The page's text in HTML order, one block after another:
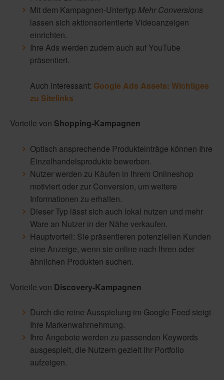
Mit dem Kampagnen-Untertyp Mehr Conversions
lassen sich aktionsorientierte Videoanzeigen
einrichten.
Ihre Ads werden zudem auch auf YouTube
präsentiert.
Auch interessant: Google Ads Assets: Wichtiges
zu Sitelinks
Vorteile von Shopping-Kampagnen
Optisch ansprechende Produkteinträge können Ihre
Einzelhandelsprodukte bewerben.
Nutzer werden zu Käufen in Ihrem Onlineshop
motiviert oder zur Conversion, um weitere
Informationen zu erhalten.
Dieser Typ lässt sich auch lokal nutzen und mehr
Ware an Nutzer in der Nähe verkaufen.
Hauptvorteil: Sie präsentieren potenziellen Kunden
eine Anzeige, wenn sie online nach Ihren oder
ähnlichen Produkten suchen.
Vorteile von Discovery-Kampagnen
Durch die reine Ausspielung im Google Feed steigt
Ihre Markenwahrnehmung.
Ihre Angebote werden zu passenden Keywords
ausgespielt, die Nutzern gezielt Ihr Portfolio
aufzeigen.